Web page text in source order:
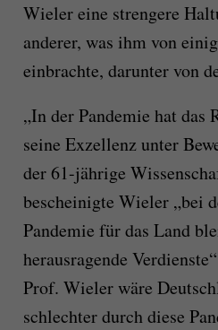
Wieler eine strengere
anderer, was ihm von
einbrachte, darunter von
„In der Pandemie hat das
seine Exzellenz unter
der 61-jährige
bescheinigte Wieler „bei
Pandemie für das Land
herausragende
Prof. Wieler wäre
schlechter durch diese